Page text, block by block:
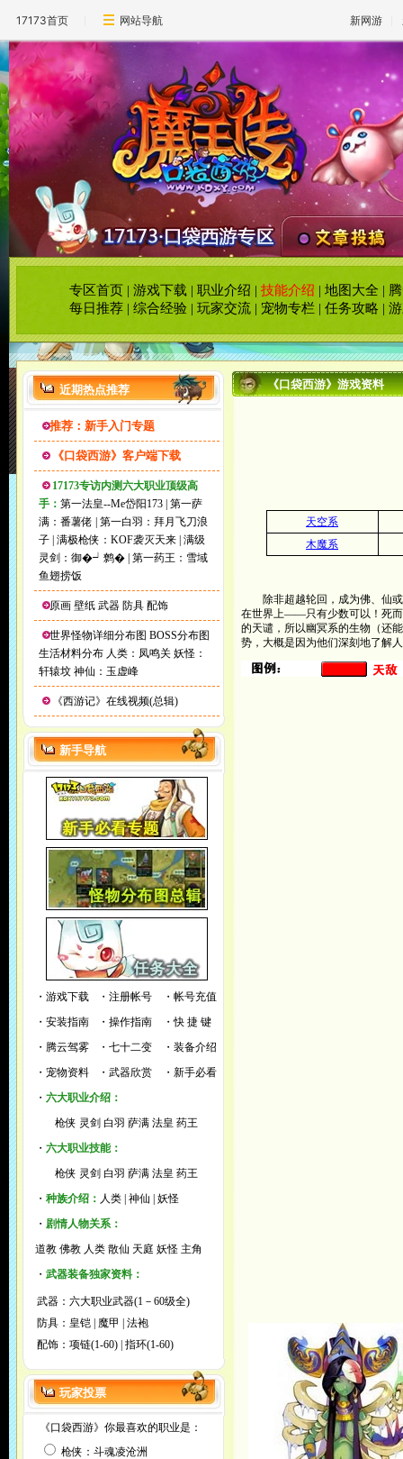
17173首页 网站导航 新网游
专区首页 |游戏下载 |职业介绍 |技能介绍 |地图大全 |
每日推荐 |综合经验 |玩家交流 | 宠物专栏 |任务攻略 |
近期热点推荐
推荐：新手入门专题
《口袋西游》客户端下载
17173专访内测六大职业顶级高
手：第一法皇--Me岱阳173 |第一萨
满：番薯佬
|第一白羽：拜月飞刀浪
子 |满极枪侠：KOF袭灭天来 |满级
灵剑：御�┙鹩� |第一药王：雪域
鱼翅捞饭
原画 壁纸 武器 防具 配饰
世界怪物详细分布图 BOSS分布图
生活材料分布 人类：凤鸣关 妖怪：
轩辕坟 神仙：玉虚峰
《西游记》在线视频(总辑)
新手导航
・ 游戏下载 ・ 注册帐号 ・ 帐号充值
・ 安装指南 ・ 操作指南 ・快 捷 键
・ 腾云驾雾 ・ 七十二变 ・ 装备介绍
・ 宠物资料 ・ 武器欣赏 ・ 新手必看
・ 六大职业介绍：
枪侠 灵剑 白羽 萨满 法皇 药王
・ 六大职业技能：
枪侠 灵剑 白羽 萨满 法皇 药王
・ 种族介绍： 人类 神仙
妖怪
・ 剧情人物关系：
道教 佛教 人类 散仙 天庭 妖怪 主角
・ 武器装备独家资料：
武器： 六大职业武器(1－60级全)
防具： 皇铠 魔甲
法袍
配饰： 项链(1-60) 指环(1-60)
玩家投票
《口袋西游》你最喜欢的职业是：
枪侠：斗魂凌沧洲
《口袋西游》游戏资料
天空系
木魔系
除非超越轮回，成为佛、仙或
在世界上――只有少数可以！死而
的天谴，所以幽冥系的生物（还
势，大概是因为他们深刻地了解